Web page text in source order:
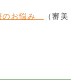
のお悩み
（審美